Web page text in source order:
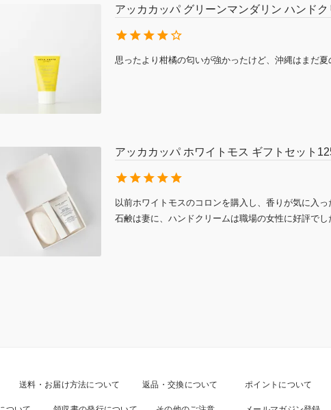
アッカカッパ グリーンマンダリン ハンドク
思ったより柑橘の匂いが強かったけど、沖縄はまだ夏
アッカカッパ ホワイトモス ギフトセット
以前ホワイトモスのコロンを購入し、香りが気に入
石鹸は妻に、ハンドクリームは職場の女性に好評でし
送料・お届け方法について 返品・交換について ポイントについて